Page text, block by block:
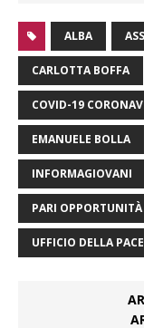
ALBA
CARLOTTA BOFFA
COVID-19
EMANUELE BOLLA
INFORMAGIOVANI
PARI OPPORTUNITÀ
UFFICIO DELLA PACE